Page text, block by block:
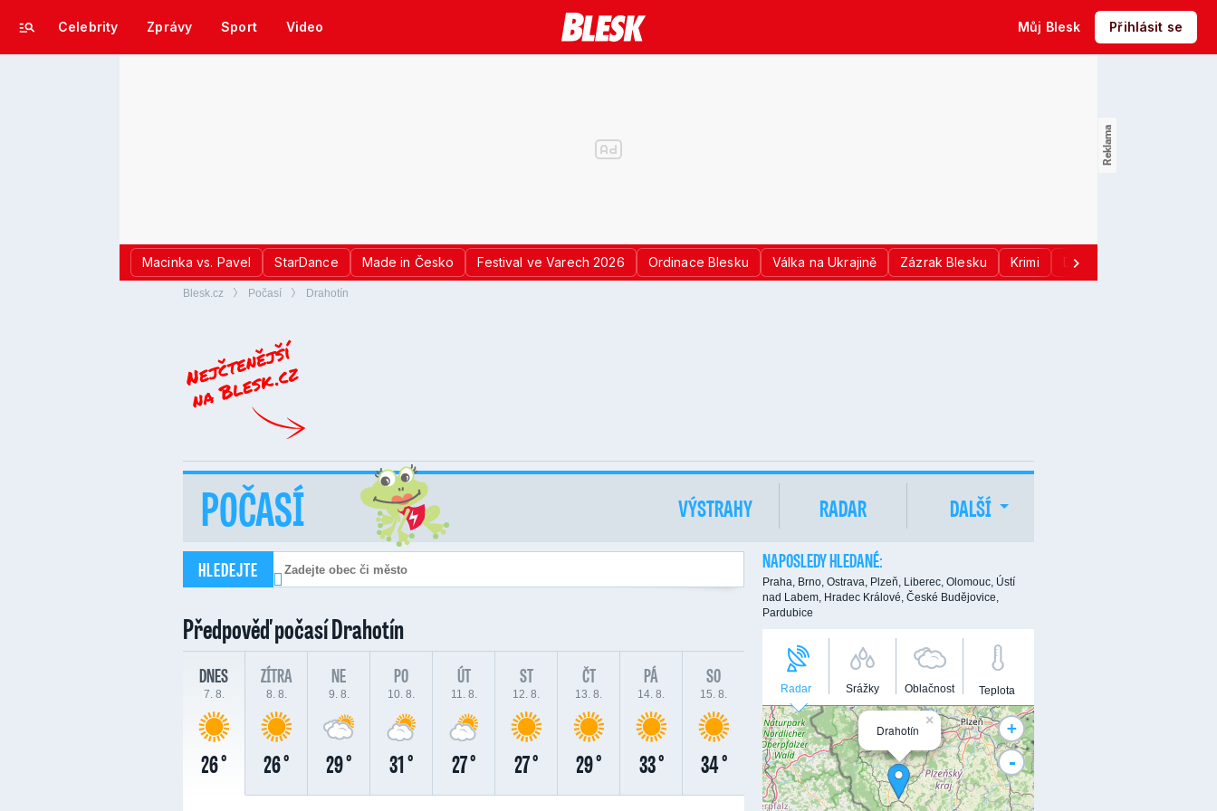
Celebrity Zprávy Sport Video Můj Blesk Přihlásit se
Macinka vs. Pavel StarDance Made in Česko Festival ve Varech 2026 Ordinace Blesku Válka na Ukrajině Zázrak Blesku Krimi Donald Trump
Blesk.cz Počasí Drahotín
POČASÍ VÝSTRAHY RADAR DALŠÍ
HLEDEJTE
Předpověď počasíDrahotín
DNES
7. 8.
26 °
ZÍTRA
8. 8.
26 °
NE
9. 8.
29 °
PO
10. 8.
31 °
ÚT
11. 8.
27 °
ST
12. 8.
27 °
ČT
13. 8.
29 °
PÁ
14. 8.
33 °
SO
15. 8.
34 °
NAPOSLEDY HLEDANÉ:
Praha, Brno, Ostrava, Plzeň, Liberec, Olomouc, Ústí
nad Labem, Hradec Králové, České Budějovice,
Pardubice
Radar Srážky Oblačnost Teplota
×
Drahotín +
-